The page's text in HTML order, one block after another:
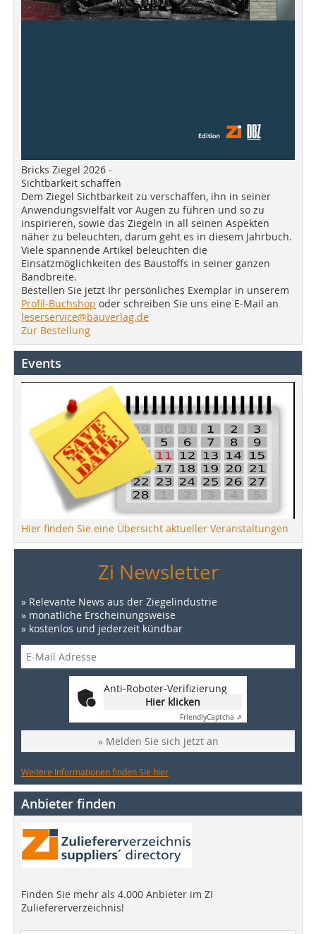
Bricks Ziegel 2026 -
Sichtbarkeit schaffen
Dem Ziegel Sichtbarkeit zu verschaffen, ihn in seiner
Anwendungsvielfalt vor Augen zu führen und so zu
inspirieren, sowie das Ziegeln in all seinen Aspekten
näher zu beleuchten, darum geht es in diesem Jahrbuch.
Viele spannende Artikel beleuchten die
Einsatzmöglichkeiten des Baustoffs in seiner ganzen
Bandbreite.
Bestellen Sie jetzt Ihr persönliches Exemplar in unserem
Profil-Buchshop oder schreiben Sie uns eine E-Mail an
leserservice@bauverlag.de
Zur Bestellung
Events
Hier finden Sie eine Übersicht aktueller Veranstaltungen
Zi Newsletter
» Relevante News aus der Ziegelindustrie
» monatliche Erscheinungsweise
» kostenlos und jederzeit kündbar
Anti-Roboter-Verifizierung
Hier klicken
FriendlyCaptcha ⇗
» Melden Sie sich jetzt an
Weitere Informationen finden Sie hier
Anbieter finden
Finden Sie mehr als 4.000 Anbieter im ZI
Zuliefererverzeichnis!